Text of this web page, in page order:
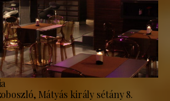
Mátyás király sétány 8.